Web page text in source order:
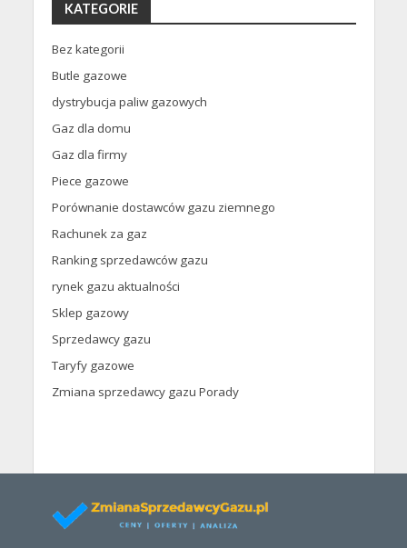
KATEGORIE
Bez kategorii
Butle gazowe
dystrybucja paliw gazowych
Gaz dla domu
Gaz dla firmy
Piece gazowe
Porównanie dostawców gazu ziemnego
Rachunek za gaz
Ranking sprzedawców gazu
rynek gazu aktualności
Sklep gazowy
Sprzedawcy gazu
Taryfy gazowe
Zmiana sprzedawcy gazu Porady